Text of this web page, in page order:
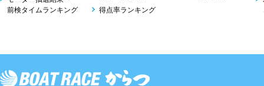
前検タイムランキング
得点率ランキング